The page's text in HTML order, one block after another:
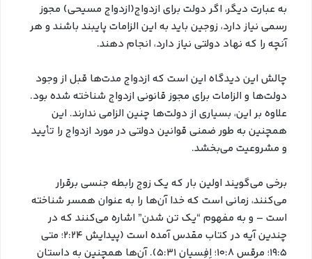
به عبارت دیگر، اگر دولت برای ازدواج(ازدواج مسیحی) مجوز
رسمی نیاز دارد، زوجین باید به این الزامات پایبند باشند و هر
آنچه را که نهاد دولتی نیاز دارد، انجام دهند.
چالش این دیدگاه این است که ازدواج مدت‌ها قبل از وجود
دولت‌ها و الزامات برای مجوز قانونی ازدواج شناخته شده بود.
علاوه بر این، بسیاری از دولت‌ها چنین الزامی ندارند. این
همچنین به طور ضمنی قوانین دولتی در مورد ازدواج را تأیید
و مشروعیت می‌بخشد.
برخی می‌گویند اولین بار که یک زوج رابطه جنسی برقرار
می‌کنند، زمانی است که خدا آن‌ها را به عنوان همسر شناخته
است – و به مفهوم “یک تن شدن” اشاره می‌کنند که در
چندین آیه در کتاب مقدس آمده است (پیدایش ۲:۲۴؛ متی
۱۹:۵؛ مرقس ۱۰:۸؛ اِفِسیان ۵:۳۱). آن‌ها همچنین به داستان